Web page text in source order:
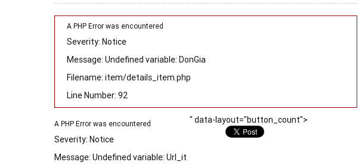
A PHP Error was encountered
Severity: Notice
Message: Undefined variable: DonGia
Filename: item/details_item.php
Line Number: 92
A PHP Error was encountered
Severity: Notice
Message: Undefined variable: Url_it
" data-layout="button_count">